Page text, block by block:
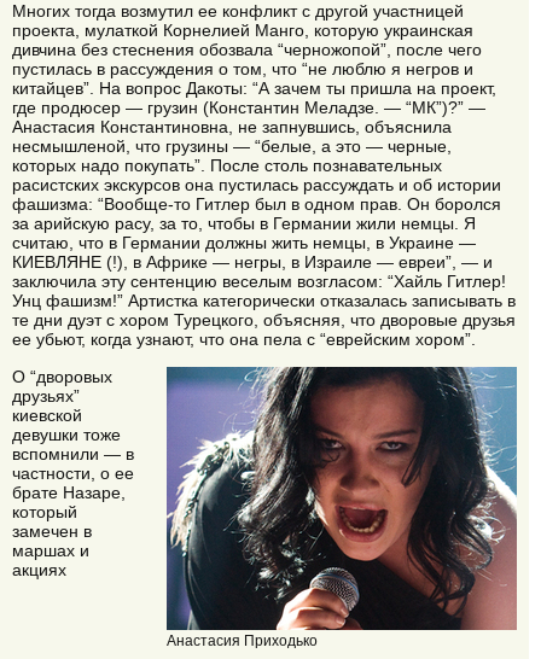
Многих тогда возмутил ее конфликт с другой участницей
проекта, мулаткой Корнелией Манго, которую украинская
дивчина без стеснения обозвала “черножопой”, после чего
пустилась в рассуждения о том, что “не люблю я негров и
китайцев”. На вопрос Дакоты: “А зачем ты пришла на проект,
где продюсер — грузин (Константин Меладзе. — “МК”)?” —
Анастасия Константиновна, не запнувшись, объяснила
несмышленой, что грузины — “белые, а это — черные,
которых надо покупать”. После столь познавательных
расистских экскурсов она пустилась рассуждать и об истории
фашизма: “Вообще-то Гитлер был в одном прав. Он боролся
за арийскую расу, за то, чтобы в Германии жили немцы. Я
считаю, что в Германии должны жить немцы, в Украине —
КИЕВЛЯНЕ (!), в Африке — негры, в Израиле — евреи”, — и
заключила эту сентенцию веселым возгласом: “Хайль Гитлер!
Унц фашизм!” Артистка категорически отказалась записывать в
те дни дуэт с хором Турецкого, объясняя, что дворовые друзья
ее убьют, когда узнают, что она пела с “еврейским хором”.
Анастасия Приходько
О “дворовых
друзьях”
киевской
девушки тоже
вспомнили — в
частности, о ее
брате Назаре,
который
замечен в
маршах и
акциях